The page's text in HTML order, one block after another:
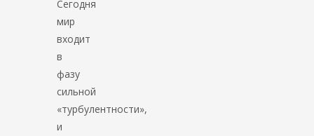
Сегодня
мир
входит
в
фазу
сильной
«турбулентности»,
и